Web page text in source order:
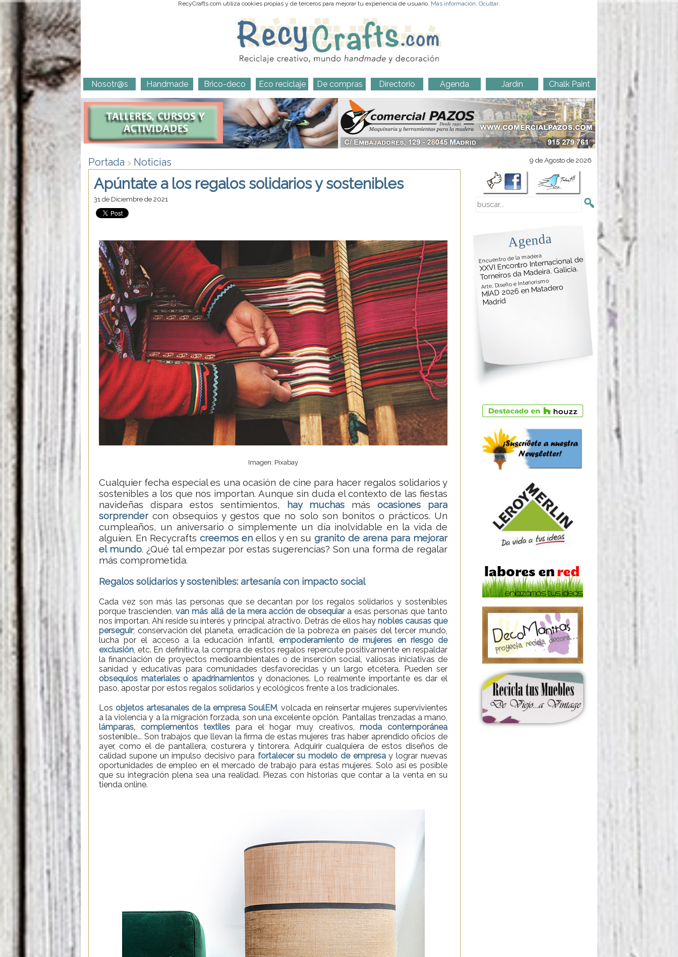
RecyCrafts.com utiliza cookies propias y de terceros para mejorar tu experiencia de usuario. Más información. Ocultar.
Nosotr@s Handmade Brico-deco Eco reciclaje De compras Directorio Agenda Jardín Chalk Paint
Portada > Noticias
Apúntate a los regalos solidarios y sostenibles
31 de Diciembre de 2021
Imagen: Pixabay
Cualquier fecha especial es una ocasión de cine para hacer regalos solidarios y
sostenibles a los que nos importan. Aunque sin duda el contexto de las fiestas
navideñas dispara estos sentimientos, hay muchas más ocasiones
para
sorprendercon obsequios y gestos que no solo son bonitos o prácticos. Un
cumpleaños, un aniversario o simplemente un día inolvidable en la vida de
alguien. En Recycrafts creemos en ellos y en su granito de arena para mejorar
el mundo. ¿Qué tal empezar por estas sugerencias? Son una forma de regalar
más comprometida.
Regalos solidarios y sostenibles: artesanía con impacto social
Cada vez son más las personas que se decantan por los regalos solidarios y sostenibles
porque trascienden, van más allá de la mera acción de obsequiara esas personas que tanto
nos importan. Ahí reside su interés y principal atractivo. Detrás de ellos hay nobles causas que
perseguir; conservación del planeta, erradicación de la pobreza en países del tercer mundo,
lucha por el acceso a la educación infantil, empoderamiento de mujeres en riesgo de
exclusión, etc. En definitiva, la compra de estos regalos repercute positivamente en respaldar
la financiación de proyectos medioambientales o de inserción social, valiosas iniciativas de
sanidad y educativas para comunidades desfavorecidas y un largo etcétera. Pueden ser
obsequios materiales o apadrinamientos y donaciones. Lo realmente importante es dar el
paso, apostar por estos regalos solidarios y ecológicos frente a los tradicionales.
Los objetos artesanales de la empresa SoulEM, volcada en reinsertar mujeres supervivientes
a la violencia y a la migración forzada, son una excelente opción. Pantallas trenzadas a mano,
lámparas, complementos textiles para el hogar muy creativos,moda contemporánea
sostenible... Son trabajos que llevan la firma de estas mujeres tras haber aprendido oficios de
ayer, como el de pantallera, costurera y tintorera. Adquirir cualquiera de estos diseños de
calidad supone un impulso decisivo para fortalecer su modelo de empresay lograr nuevas
oportunidades de empleo en el mercado de trabajo para estas mujeres. Solo así es posible
que su integración plena sea una realidad. Piezas con historias que contar a la venta en su
tienda online.
9 de Agosto de 2026
Agenda
Encuentro de la madera
XXVI Encontro Internacional de
Torneiros da Madeira. Galicia.
Arte, Diseño e Interiorismo
MIAD 2026 en Matadero
Madrid